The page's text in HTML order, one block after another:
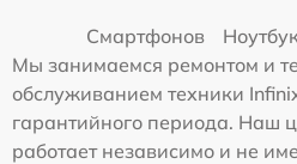
Смартфонов
Мы занимаемся ремонтом и
обслуживанием техники
гарантийного периода. Наш
работает независимо и не